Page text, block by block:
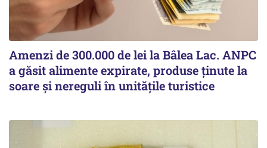
Amenzi de 300.000 de lei la Bâlea Lac. ANPC
a găsit alimente expirate, produse ținute la
soare și nereguli în unitățile turistice